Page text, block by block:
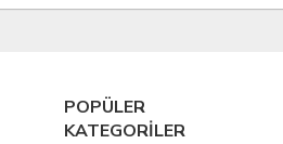
POPÜLER
KATEGORİLER